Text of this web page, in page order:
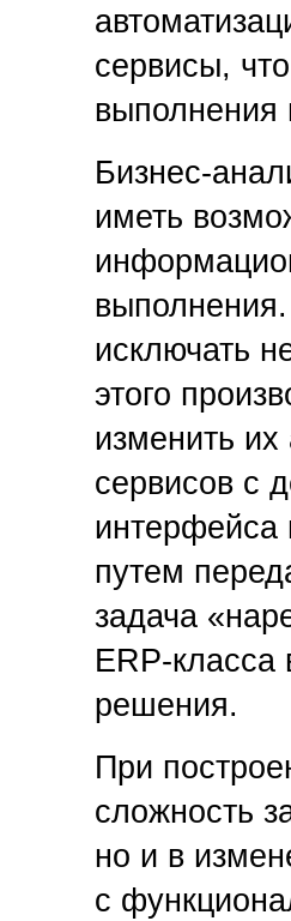
сервисы,
Бизнес-
иметь
исключать
этого
изменить их
сервисов с
интерфейса
путем
задача
ERP-класса
решения.
При
сложность
но и в
с